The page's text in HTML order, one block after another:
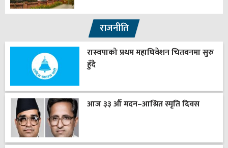
राजनीति
रास्वपाको प्रथम महाधिवेशन चितवनमा सुरु
हुँदै
आज ३३ औँ मदन–आश्रित स्मृति दिवस